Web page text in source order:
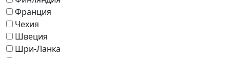
Франция
Чехия
Швеция
Шри-Ланка